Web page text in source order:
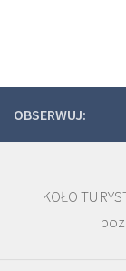
OBSERWUJ:
KOŁO